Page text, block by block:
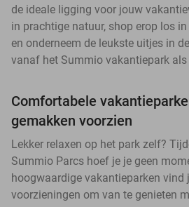
de ideale ligging voor jouw
in prachtige natuur, shop erop los
en onderneem de leukste uitjes in
vanaf het Summio vakantiepark
Comfortabele
gemakken voorzien
Lekker relaxen op het park zelf?
Summio Parcs hoef je je geen
hoogwaardige vakantieparken vind
voorzieningen om van te genieten